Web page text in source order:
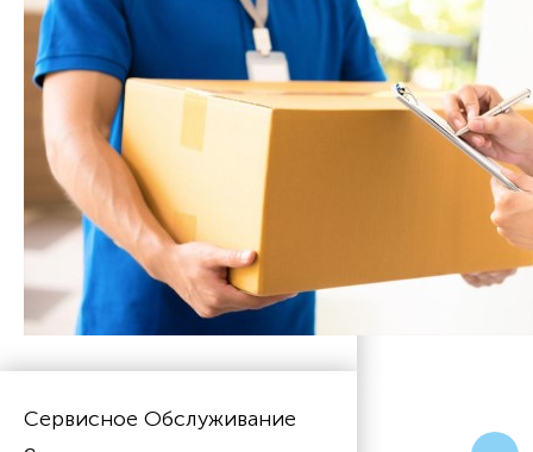
Сервисное Обслуживание